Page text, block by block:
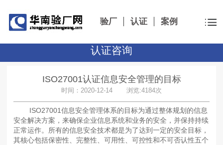
验厂 认证 案例
认证咨询
ISO27001认证信息安全管理的目标
时间：2020-12-14 浏览:4184次
ISO27001信息安全管理体系的目标为通过整体规划的信息
安全解决方案，来确保企业信息系统和业务的安全，并保持持续
正常运作。所有的信息安全技术都是为了达到一定的安全目标，
其核心包括保密性、完整性、可用性、可控性和不可否认性五个